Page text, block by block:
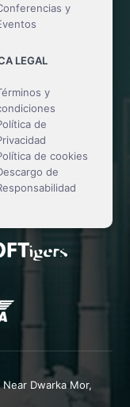
y
LEGAL
y
de
de cookies
de
Dwarka Mor,